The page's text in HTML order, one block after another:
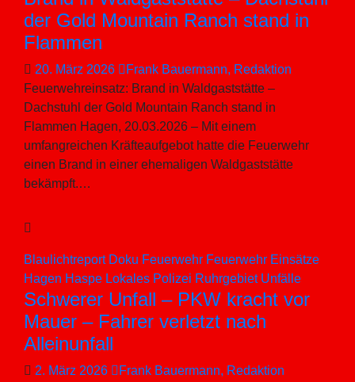
der Gold Mountain Ranch stand in
Flammen
20. März 2026
Frank Bauermann, Redaktion
Feuerwehreinsatz: Brand in Waldgaststätte –
Dachstuhl der Gold Mountain Ranch stand in
Flammen Hagen, 20.03.2026 – Mit einem
umfangreichen Kräfteaufgebot hatte die Feuerwehr
einen Brand in einer ehemaligen Waldgaststätte
bekämpft.…
Blaulichtreport Doku Feuerwehr Feuerwehr Einsätze
Hagen Haspe Lokales Polizei Ruhrgebiet Unfälle
Schwerer Unfall – PKW kracht vor
Mauer – Fahrer verletzt nach
Alleinunfall
2. März 2026
Frank Bauermann, Redaktion